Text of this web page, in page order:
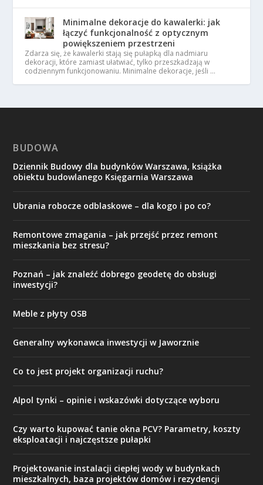
Minimalne dekoracje do kawalerki: jak
łączyć funkcjonalność z optycznym
powiększeniem przestrzeni
Zdarza się, że kawalerki stają się pułapką dla nadmiaru
dekoracji, które zamiast ułatwiać, tylko przeszkadzają w
codziennym funkcjonowaniu. Minimalne dekoracje, jeśli …
BUDOWA
Dziennik Budowy dla budynków Warszawa, książka
obiektu budowlanego Księgarnia Warszawa
Ubrania robocze odblaskowe – dla kogo i po co?
Remontowe zmagania – jak przejść przez remont
mieszkania bez stresu?
Poznań – jak znaleźć dobrego geodetę do obsługi
inwestycji?
Meble z płyty OSB
Generalny wykonawca inwestycji w Jaworznie
Co to jest projekt organizacji ruchu?
Alpol tynki – opinie i wskazówki dotyczące wyboru
Czy warto kupować tanie okna PCV? Parametry, koszty
eksploatacji i najczęstsze pułapki
Projektowanie instalacji ciepłej wody w budynkach
mieszkalnych, baza projektów domów i rezydencji